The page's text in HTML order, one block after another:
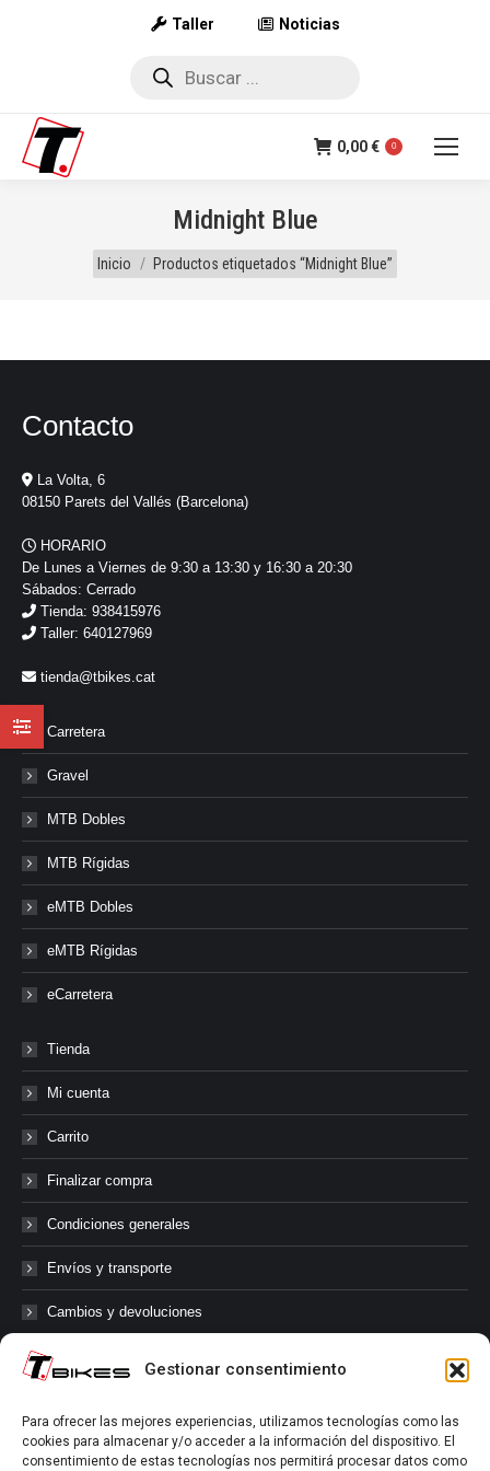
Gestionar consentimiento
Para ofrecer las mejores experiencias, utilizamos tecnologías como las
cookies para almacenar y/o acceder a la información del dispositivo. El
consentimiento de estas tecnologías nos permitirá procesar datos como
Taller Noticias
Búsqueda
0,00€ 0
Midnight Blue
Estás aquí:
Inicio Productos etiquetados “Midnight Blue”
Contacto
La Volta, 6
08150 Parets del Vallés (Barcelona)
HORARIO
De Lunes a Viernes de 9:30 a 13:30 y 16:30 a 20:30
Sábados: Cerrado
Tienda: 938415976
Taller: 640127969
tienda@tbikes.cat
Carretera
Gravel
MTB Dobles
MTB Rígidas
eMTB Dobles
eMTB Rígidas
eCarretera
Tienda
Mi cuenta
Carrito
Finalizar compra
Condiciones generales
Envíos y transporte
Cambios y devoluciones
@tbikes.cat #tbikes
Síguenos en las redes sociales de Tbikes, mantente informado de